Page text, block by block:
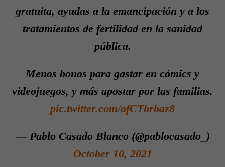
gratuita, ayudas a la emancipación y a los
tratamientos de fertilidad en la sanidad
pública.
Menos bonos para gastar en cómics y
videojuegos, y más apostar por las familias.
pic.twitter.com/ofCTbrbaz8
— Pablo Casado Blanco (@pablocasado_)
October 10, 2021